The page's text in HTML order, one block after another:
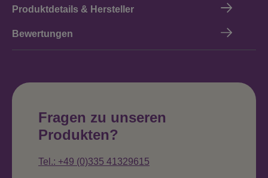
Produktdetails & Hersteller
Bewertungen
Fragen zu unseren
Produkten?
Tel.: +49 (0)335 41329615